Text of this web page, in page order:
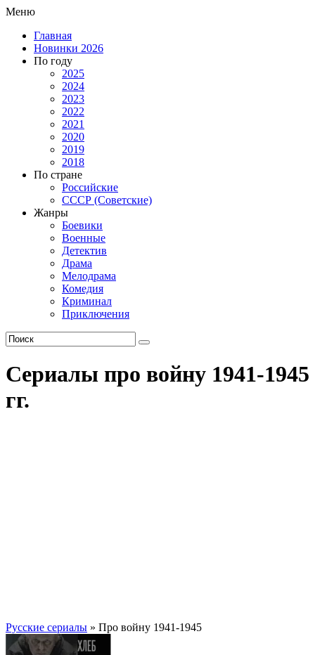
Меню
Главная
Новинки 2026
По году
2025
2024
2023
2022
2021
2020
2019
2018
По стране
Российские
СССР (Советские)
Жанры
Боевики
Военные
Детектив
Драма
Мелодрама
Комедия
Криминал
Приключения
Сериалы про войну 1941-1945
гг.
Русские сериалы » Про войну 1941-1945